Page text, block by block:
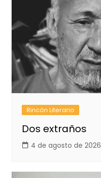
Rincón Literario
Dos extraños
4 de agosto de 2026